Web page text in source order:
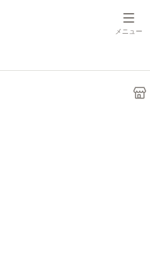
メニュー